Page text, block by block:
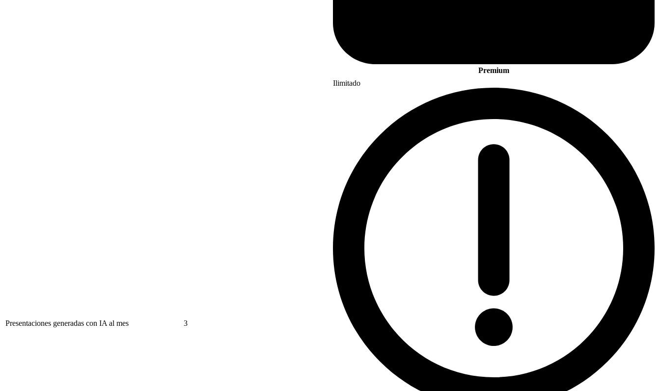
Premium
Presentaciones generadas con IA al mes 3
Ilimitado